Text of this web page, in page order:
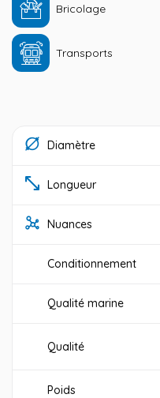
Bricolage
Transports
Diamètre
Longueur
Nuances
Conditionnement
Qualité marine
Qualité
Poids